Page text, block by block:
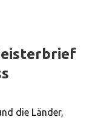
die Länder,